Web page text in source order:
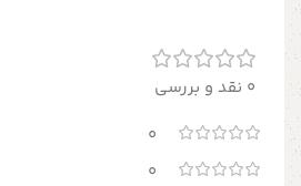
0 نقد و بررسی
0
0